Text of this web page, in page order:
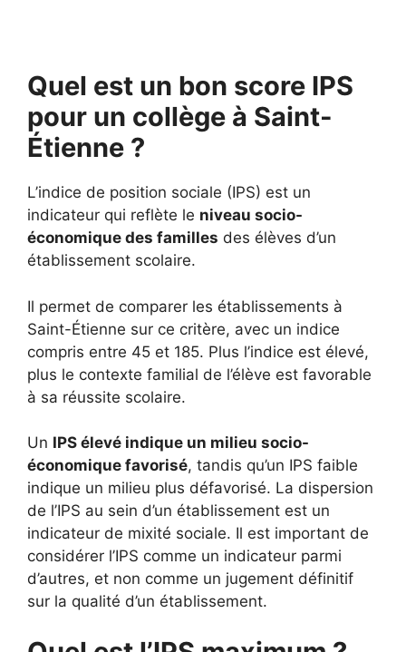
Quel est un bon score IPS
pour un collège à Saint-
Étienne ?
L’indice de position sociale (IPS) est un
indicateur qui reflète le niveau socio-
économique des familles des élèves d’un
établissement scolaire.
Il permet de comparer les établissements à
Saint-Étienne sur ce critère, avec un indice
compris entre 45 et 185. Plus l’indice est élevé,
plus le contexte familial de l’élève est favorable
à sa réussite scolaire.
Un IPS élevé indique un milieu socio-
économique favorisé, tandis qu’un IPS faible
indique un milieu plus défavorisé. La dispersion
de l’IPS au sein d’un établissement est un
indicateur de mixité sociale. Il est important de
considérer l’IPS comme un indicateur parmi
d’autres, et non comme un jugement définitif
sur la qualité d’un établissement.